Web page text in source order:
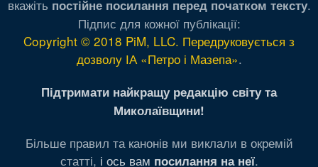
вкажіть постійне посилання перед початком тексту.
Підпис для кожної публікації:
Copyright © 2018 PiM, LLC. Передруковується з
дозволу ІА «Петро і Мазепа».
Підтримати найкращу редакцію світу та
Миколаївщини!
Більше правил та канонів ми виклали в окремій
статті, і ось вам посилання на неї.